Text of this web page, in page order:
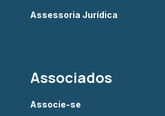
Assessoria Jurídica
Associados
Associe-se